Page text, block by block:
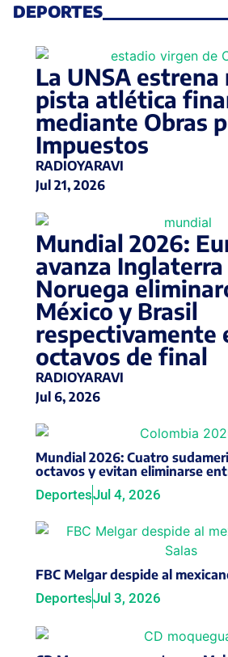
DEPORTES
La UNSA estrena
pista atlética
mediante Obras
Impuestos
RADIOYARAVI
Jul 21, 2026
Mundial 2026:
avanza
Noruega
México y Brasil
respectivamente
octavos de final
RADIOYARAVI
Jul 6, 2026
Mundial 2026: Cuatro
octavos y evitan eliminarse
DeportesJul 4, 2026
FBC Melgar despide al
DeportesJul 3, 2026